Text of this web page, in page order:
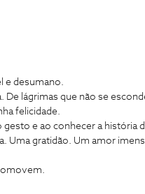
e desumano.
De lágrimas que não se
felicidade.
e ao conhecer a história
Uma gratidão. Um amor